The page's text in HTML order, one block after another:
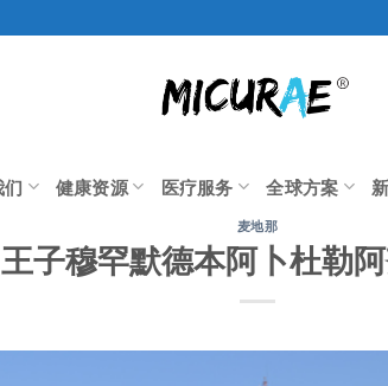
们 健康资源 医疗服务 全球方案
麦地那
王子穆罕默德本阿卜杜勒